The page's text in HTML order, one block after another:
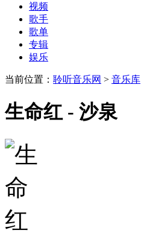
视频
歌手
歌单
专辑
娱乐
当前位置： 聆听音乐网 > 音乐库
生命红 - 沙泉